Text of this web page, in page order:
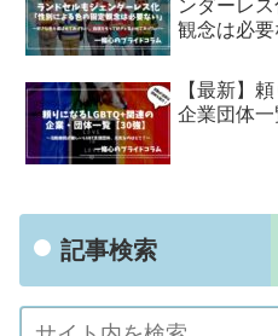
ンダーレ
観念は必要
【最新】
企業団体
記事検索